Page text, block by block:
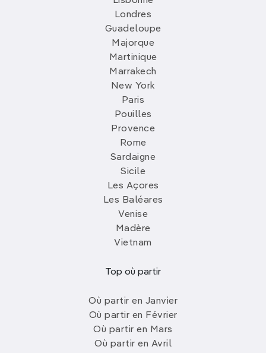
Londres
Guadeloupe
Majorque
Martinique
Marrakech
New York
Paris
Pouilles
Provence
Rome
Sardaigne
Sicile
Les Açores
Les Baléares
Venise
Madère
Vietnam
Top où partir
Où partir en Janvier
Où partir en Février
Où partir en Mars
Où partir en Avril